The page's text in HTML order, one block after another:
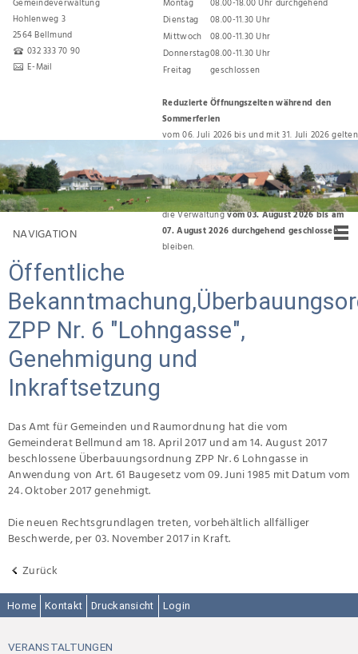
Hohlenweg 3
2564 Bellmund
032 333 70 90
E-Mail
Dienstag
08.00-11.30 Uhr
Mittwoch
08.00-11.30 Uhr
Donnerstag08.00-11.30 Uhr
Freitag
geschlossen
Reduzierte Öffnungszeiten während den
Sommerferien
vom 06. Juli 2026 bis und mit 31. Juli 2026 gelten
folgende Öffnungszeiten:
Montag, Dienstag, Donnerstag 08.00 Uhr bis
11.30 Uhr
Für den Umzug zurück ins Gemeindehaus wird
die Verwaltungvom 03. August 2026 bis am
07. August 2026 durchgehend geschlossen
bleiben.
NAVIGATION
Öffentliche
ZPP Nr. 6 "Lohngasse",
Genehmigung und
Inkraftsetzung
Das Amt für Gemeinden und Raumordnung hat die vom
Gemeinderat Bellmund am 18. April 2017 und am 14. August 2017
beschlossene Überbauungsordnung ZPP Nr. 6 Lohngasse in
Anwendung von Art. 61 Baugesetz vom 09. Juni 1985 mit Datum vom
24. Oktober 2017 genehmigt.
Die neuen Rechtsgrundlagen treten, vorbehältlich allfälliger
Beschwerde, per 03. November 2017 in Kraft.
Zurück
Home Kontakt Druckansicht Login
VERANSTALTUNGEN